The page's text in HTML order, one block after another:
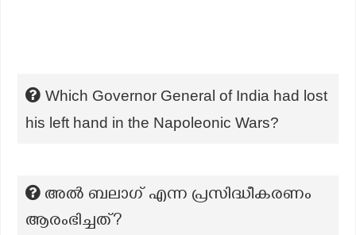
Which Governor General of India had lost
his left hand in the Napoleonic Wars?
അൽ ബലാഗ് എന്ന പ്രസിദ്ധീകരണം
ആരംഭിച്ചത്?